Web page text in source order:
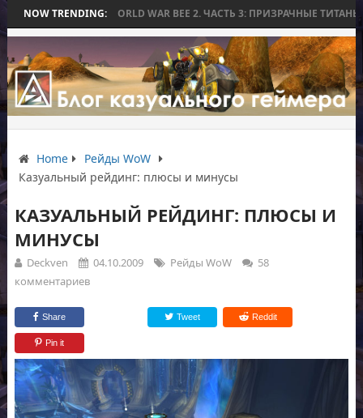
NOW TRENDING:
WORLD WAR BEE 2. ЧАСТЬ 3: ПРИЗРАЧНЫЕ ТИТАНЫ И
Home
Рейды WoW
Казуальный рейдинг: плюсы и минусы
КАЗУАЛЬНЫЙ РЕЙДИНГ: ПЛЮСЫ И
МИНУСЫ
Deckven 04.10.2009 Рейды WoW
58
комментариев
Share Tweet Reddit
Pin it